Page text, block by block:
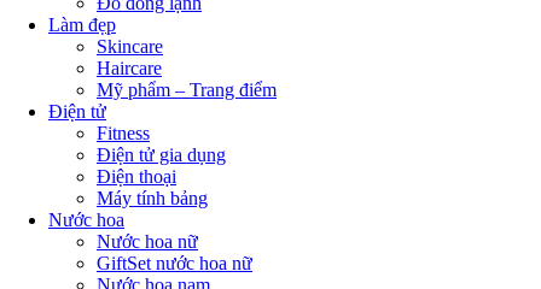
Làm đẹp
Skincare
Haircare
Mỹ phẩm – Trang điểm
Điện tử
Fitness
Điện tử gia dụng
Điện thoại
Máy tính bảng
Nước hoa
Nước hoa nữ
GiftSet nước hoa nữ
Nước hoa nam